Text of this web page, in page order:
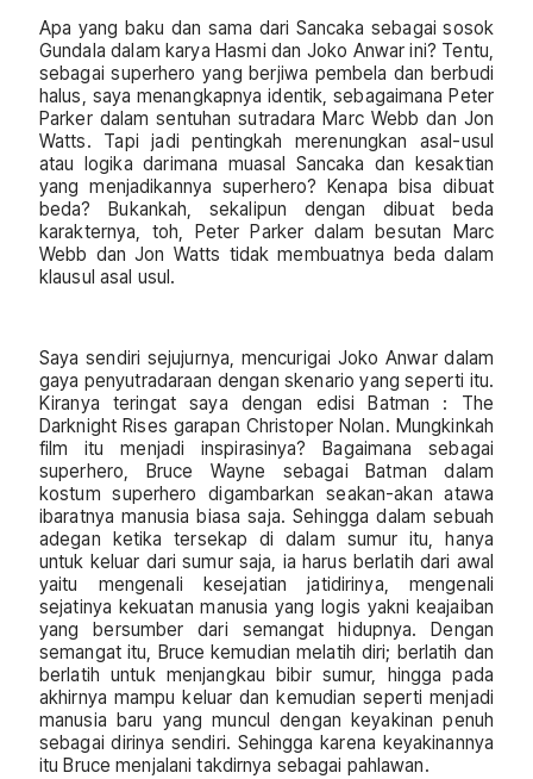
Apa yang baku dan sama dari Sancaka sebagai sosok
Gundala dalam karya Hasmi dan Joko Anwar ini? Tentu,
sebagai superhero yang berjiwa pembela dan berbudi
halus, saya menangkapnya identik, sebagaimana Peter
Parker dalam sentuhan sutradara Marc Webb dan Jon
Watts. Tapi jadi pentingkah merenungkan asal-usul
atau logika darimana muasal Sancaka dan kesaktian
yang menjadikannya superhero? Kenapa bisa dibuat
beda? Bukankah, sekalipun dengan dibuat beda
karakternya, toh, Peter Parker dalam besutan Marc
Webb dan Jon Watts tidak membuatnya beda dalam
klausul asal usul.
Saya sendiri sejujurnya, mencurigai Joko Anwar dalam
gaya penyutradaraan dengan skenario yang seperti itu.
Kiranya teringat saya dengan edisi Batman : The
Darknight Rises garapan Christoper Nolan. Mungkinkah
film itu menjadi inspirasinya? Bagaimana sebagai
superhero, Bruce Wayne sebagai Batman dalam
kostum superhero digambarkan seakan-akan atawa
ibaratnya manusia biasa saja. Sehingga dalam sebuah
adegan ketika tersekap di dalam sumur itu, hanya
untuk keluar dari sumur saja, ia harus berlatih dari awal
yaitu mengenali kesejatian jatidirinya, mengenali
sejatinya kekuatan manusia yang logis yakni keajaiban
yang bersumber dari semangat hidupnya. Dengan
semangat itu, Bruce kemudian melatih diri; berlatih dan
berlatih untuk menjangkau bibir sumur, hingga pada
akhirnya mampu keluar dan kemudian seperti menjadi
manusia baru yang muncul dengan keyakinan penuh
sebagai dirinya sendiri. Sehingga karena keyakinannya
itu Bruce menjalani takdirnya sebagai pahlawan.